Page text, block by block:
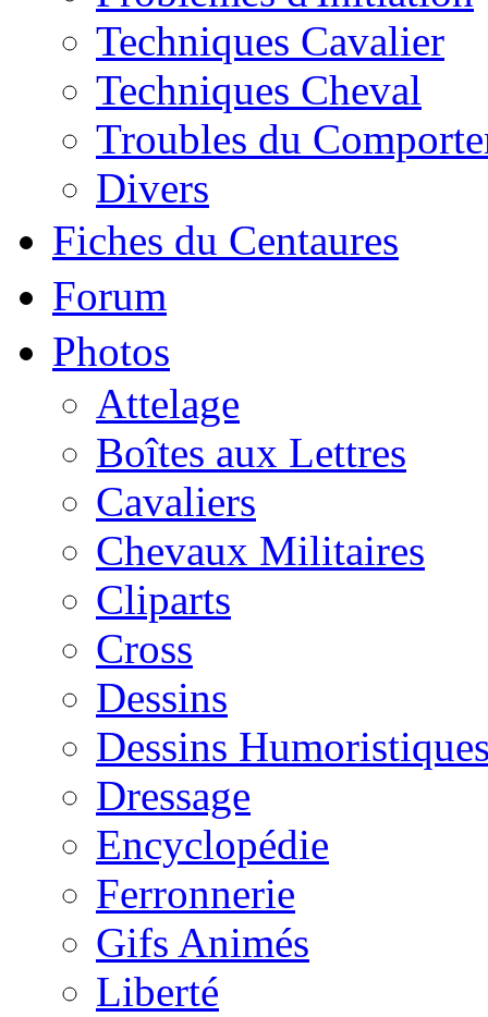
Techniques Cavalier
Techniques Cheval
Troubles du
Divers
Fiches du Centaures
Forum
Photos
Attelage
Boîtes aux Lettres
Cavaliers
Chevaux Militaires
Cliparts
Cross
Dessins
Dessins
Dressage
Encyclopédie
Ferronnerie
Gifs Animés
Liberté